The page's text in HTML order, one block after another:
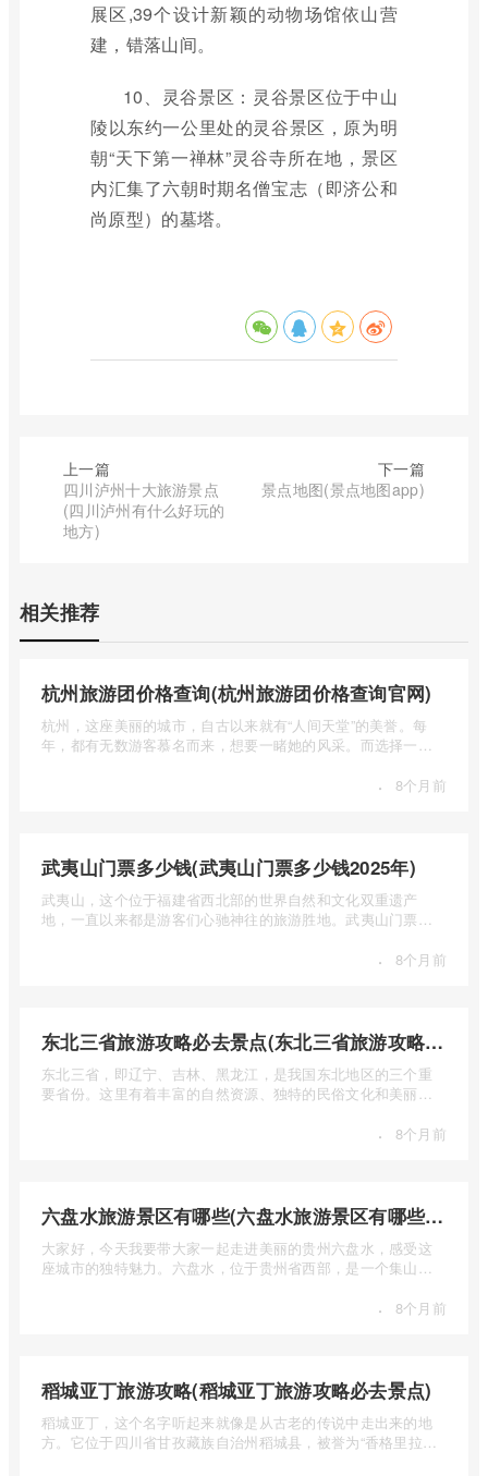
展区,39个设计新颖的动物场馆依山营
建，错落山间。
10、灵谷景区：灵谷景区位于中山
陵以东约一公里处的灵谷景区，原为明
朝“天下第一禅林”灵谷寺所在地，景区
内汇集了六朝时期名僧宝志（即济公和
尚原型）的墓塔。
上一篇
四川泸州十大旅游景点
(四川泸州有什么好玩的
地方)
下一篇
景点地图(景点地图app)
相关推荐
杭州旅游团价格查询(杭州旅游团价格查询官网)
杭州，这座美丽的城市，自古以来就有“人间天堂”的美誉。每
年，都有无数游客慕名而来，想要一睹她的风采。而选择一个
· 8个月前
武夷山门票多少钱(武夷山门票多少钱2025年)
武夷山，这个位于福建省西北部的世界自然和文化双重遗产
地，一直以来都是游客们心驰神往的旅游胜地。武夷山门票多
· 8个月前
东北三省旅游攻略必去景点(东北三省旅游攻略必去景点视频介绍)
东北三省，即辽宁、吉林、黑龙江，是我国东北地区的三个重
要省份。这里有着丰富的自然资源、独特的民俗文化和美丽的
· 8个月前
六盘水旅游景区有哪些(六盘水旅游景区有哪些景点值得去)
大家好，今天我要带大家一起走进美丽的贵州六盘水，感受这
座城市的独特魅力。六盘水，位于贵州省西部，是一个集山水
· 8个月前
稻城亚丁旅游攻略(稻城亚丁旅游攻略必去景点)
稻城亚丁，这个名字听起来就像是从古老的传说中走出来的地
方。它位于四川省甘孜藏族自治州稻城县，被誉为“香格里拉的